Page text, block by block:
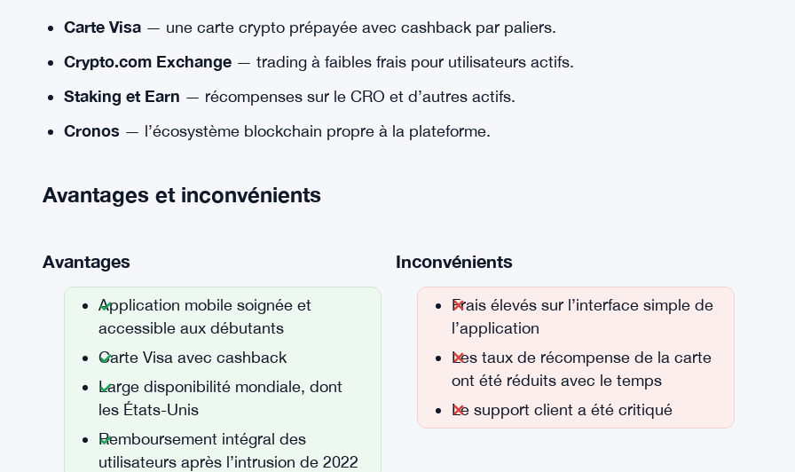
Carte Visa — une carte crypto prépayée avec cashback par paliers.
Crypto.com Exchange — trading à faibles frais pour utilisateurs actifs.
Staking et Earn — récompenses sur le CRO et d’autres actifs.
Cronos — l’écosystème blockchain propre à la plateforme.
Avantages et inconvénients
Avantages
Application mobile soignée et
accessible aux débutants
Carte Visa avec cashback
Large disponibilité mondiale, dont
les États-Unis
Remboursement intégral des
utilisateurs après l’intrusion de 2022
Inconvénients
Frais élevés sur l’interface simple de
l’application
Les taux de récompense de la carte
ont été réduits avec le temps
Le support client a été critiqué